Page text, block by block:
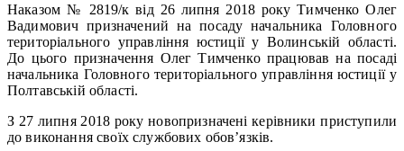
Наказом № 2819/к від 26 липня 2018 року Тимченко Олег
Вадимович призначений на посаду начальника Головного
територіального управління юстиції у Волинській області.
До цього призначення Олег Тимченко працював на посаді
начальника Головного територіального управління юстиції у
Полтавській області.
З 27 липня 2018 року новопризначені керівники приступили
до виконання своїх службових обов’язків.